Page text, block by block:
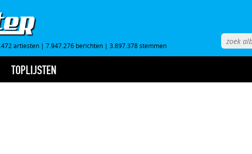
artiesten | 7.947.276 berichten | 3.897.378 stemmen
TOPLIJSTEN